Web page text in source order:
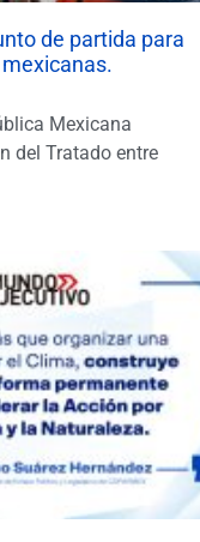
de partida para
Mexicana
del Tratado entre